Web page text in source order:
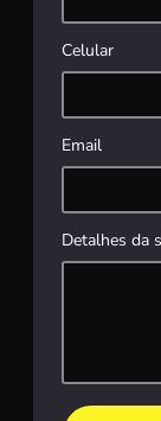
Celular
Email
Detalhes da